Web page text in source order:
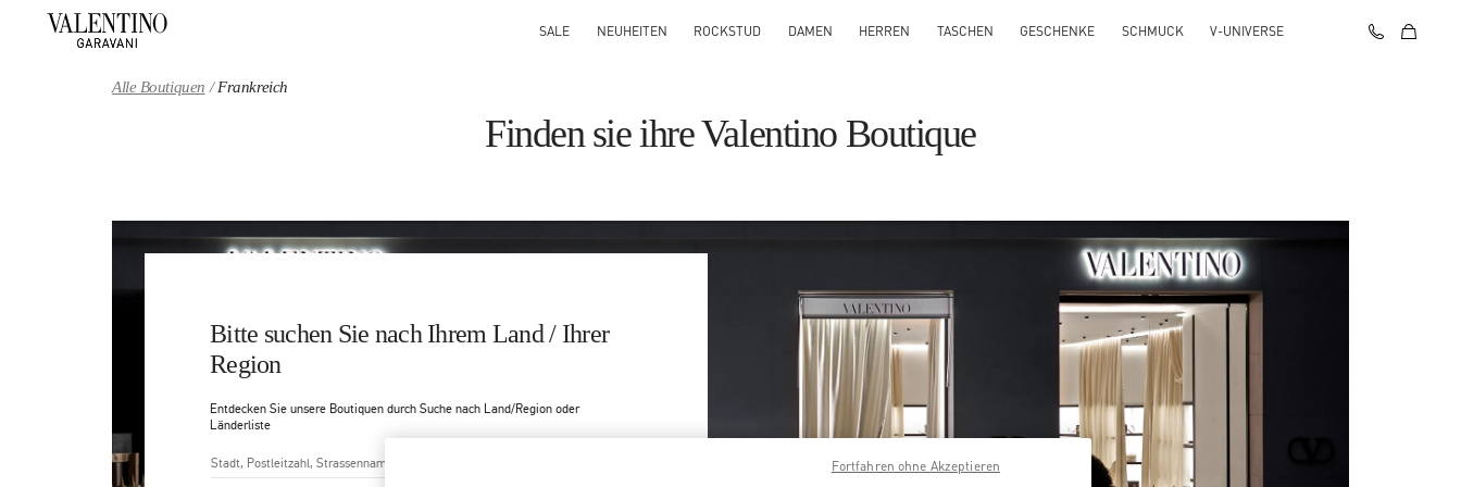
SALE NEUHEITEN ROCKSTUD DAMEN HERREN TASCHEN GESCHENKE SCHMUCK V-UNIVERSE
Alle Boutiquen Frankreich
Finden sie ihre Valentino Boutique
Bitte suchen Sie nach Ihrem Land / Ihrer
Region
Entdecken Sie unsere Boutiquen durch Suche nach Land/Region oder
Länderliste
Fortfahren ohne Akzeptieren